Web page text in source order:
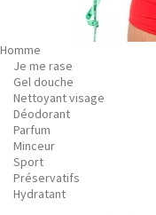
Homme
Je me rase
Gel douche
Nettoyant visage
Déodorant
Parfum
Minceur
Sport
Préservatifs
Hydratant